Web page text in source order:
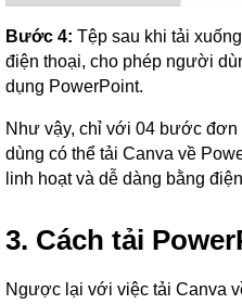
Bước 4: Tệp sau khi tải
điện thoại, cho phép người
dụng PowerPoint.
Như vậy, chỉ với 04 bước
dùng có thể tải Canva về
linh hoạt và dễ dàng bằng
3. Cách tải
Ngược lại với việc tải Canva